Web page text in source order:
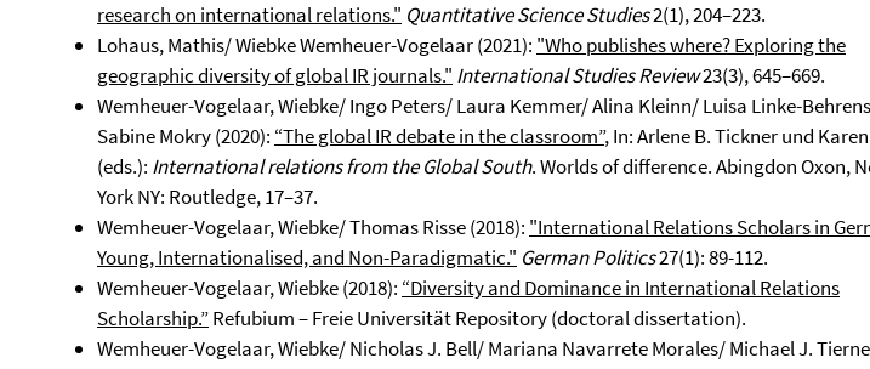
research on international relations." Quantitative Science Studies2(1), 204–223.
Lohaus, Mathis/ Wiebke Wemheuer-Vogelaar (2021): "Who publishes where? Exploring the
geographic diversity of global IR journals." International Studies Review23(3), 645–669.
Wemheuer-Vogelaar, Wiebke/ Ingo Peters/ Laura Kemmer/ Alina Kleinn/ Luisa Linke-
Sabine Mokry (2020): “The global IR debate in the classroom”, In: Arlene B. Tickner und
(eds.): International relations from the Global South. Worlds of difference. Abingdon Oxon,
York NY: Routledge, 17–37.
Wemheuer-Vogelaar, Wiebke/ Thomas Risse (2018): "International Relations Scholars in
Young, Internationalised, and Non-Paradigmatic." German Politics27(1): 89-112.
Wemheuer-Vogelaar, Wiebke (2018): “Diversity and Dominance in International Relations
Scholarship.”Refubium – Freie Universität Repository (doctoral dissertation).
Wemheuer-Vogelaar, Wiebke/ Nicholas J. Bell/ Mariana Navarrete Morales/ Michael J.